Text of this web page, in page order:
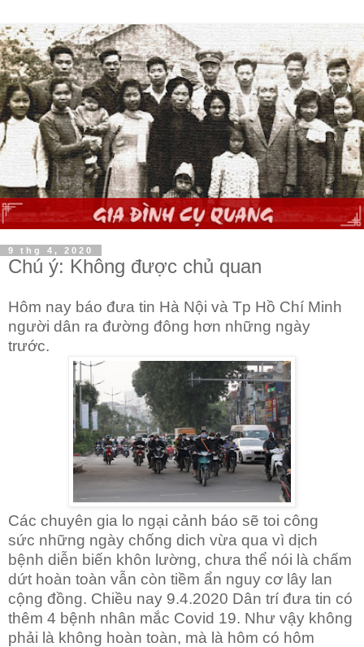
9 thg 4, 2020
Chú ý: Không được chủ quan
Hôm nay báo đưa tin Hà Nội và Tp Hồ Chí Minh
người dân ra đường đông hơn những ngày
trước.
Các chuyên gia lo ngại cảnh báo sẽ toi công
sức những ngày chống dich vừa qua vì dịch
bệnh diễn biến khôn lường, chưa thể nói là chấm
dứt hoàn toàn vẫn còn tiềm ẩn nguy cơ lây lan
cộng đồng. Chiều nay 9.4.2020 Dân trí đưa tin có
thêm 4 bệnh nhân mắc Covid 19. Như vậy không
phải là không hoàn toàn, mà là hôm có hôm